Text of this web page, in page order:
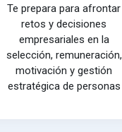
Te prepara para afrontar
retos y decisiones
empresariales en la
selección, remuneración,
motivación y gestión
estratégica de personas